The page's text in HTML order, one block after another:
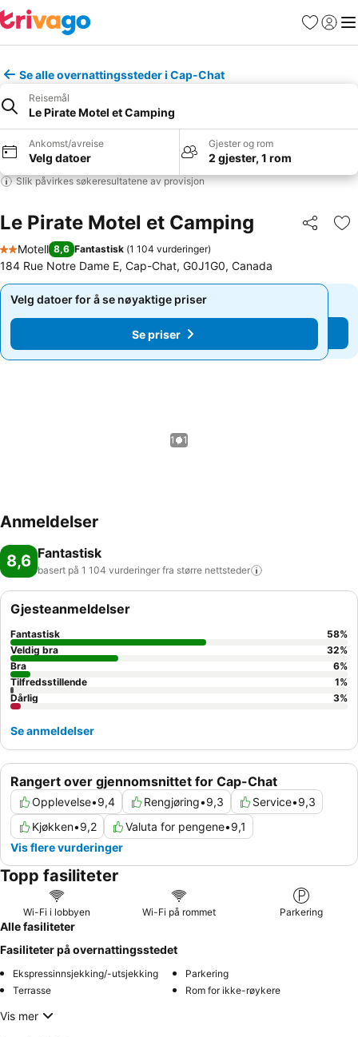
Favoritter
Logg
Se alle overnattingssteder i Cap-Chat
Reisemål
Le Pirate Motel et Camping
Ankomst/avreise
Velg datoer
Gjester og rom
2 gjester, 1 rom
Slik påvirkes søkeresultatene av provisjon
Le Pirate Motel et Camping Del
2 Stjerner
Motell 8,6 Fantastisk (1 104 vurderinger)
184 Rue Notre Dame E, Cap-Chat, G0J1G0, Canada
Velg datoer for å se nøyaktige priser
Se priser
Velg datoer for å se nøyaktige priser
Se priser
1 / 1
Anmeldelser
8,6 Fantastisk
basert på 1 104 vurderinger fra større nettsteder
Rangert over gjennomsnittet for Cap-Chat
Opplevelse•9,4 Rengjøring•9,3 Service•9,3
Kjøkken•9,2 Valuta for pengene•9,1
Vis flere vurderinger
Gjesteanmeldelser
Fantastisk 58%
Veldig bra
32%
Bra
6%
Tilfredsstillende
1%
Dårlig
3%
Se anmeldelser
Topp fasiliteter
Wi-Fi i lobbyen Wi-Fi på rommet Parkering
Alle fasiliteter
Fasiliteter på overnattingsstedet
Ekspressinnsjekking/-utsjekking
Parkering
Terrasse
Rom for ikke-røykere
Vis mer